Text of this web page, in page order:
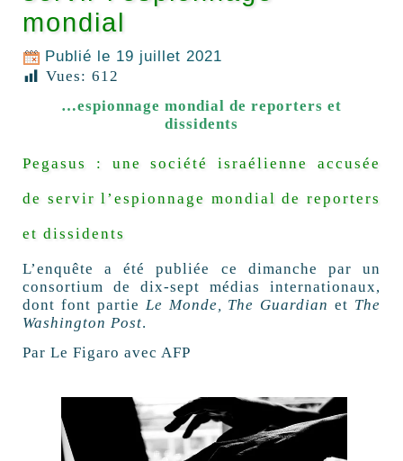
mondial
Publié le 19 juillet 2021
Vues: 612
…espionnage mondial de reporters et
dissidents
Pegasus : une société israélienne accusée
de servir l’espionnage mondial de reporters
et dissidents
L’enquête a été publiée ce dimanche par un
consortium de dix-sept médias internationaux,
dont font partie Le Monde, The Guardian et The
Washington Post.
Par Le Figaro avec AFP